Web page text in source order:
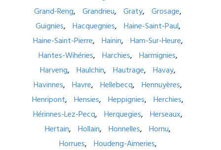
Grand-Reng
Grandrieu Graty
Grosage
Guignies
Hacquegnies
Haine-Saint-Paul
Haine-Saint-Pierre
Hainin
Ham-Sur-Heure
Hantes-Wihéries
Harchies
Harmignies
Harveng
Haulchin Hautrage
Havay
Havinnes
Havre Hellebecq
Hennuyères
Henripont
Hensies Heppignies
Herchies
Hérinnes-Lez-Pecq
Herquegies
Herseaux
Hertain
Hollain Honnelles
Hornu
Horrues
Houdeng-Aimeries